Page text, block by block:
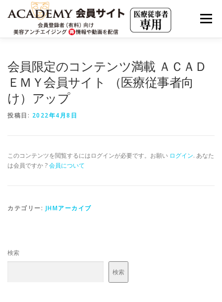
メニュー
JAAS LIVE ARCHIVE
実践の若返り・美容内科療法
クリニカルエステ・アカデミー
会員限定のコンテンツ満載 ＡＣＡＤ
ＥＭＹ会員サイト （医療従事者向
け）アップ
投稿日: 2022年4月8日
このコンテンツを閲覧するにはログインが必要です。お願い ログイン. あなた
は会員ですか ?会員について
カテゴリー: JHMアーカイブ
検索
検索